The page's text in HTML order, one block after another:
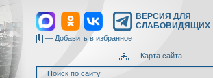
ВЕРСИЯ ДЛЯ
СЛАБОВИДЯЩИХ
— Добавить в избранное
— Карта сайта